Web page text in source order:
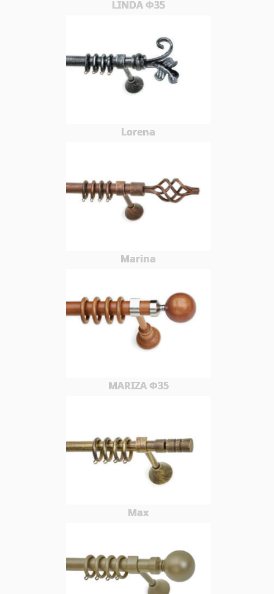
LINDA Φ35
Lorena
Marina
MARIZA Φ35
Max